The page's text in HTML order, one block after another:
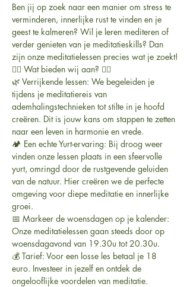
Ben jij op zoek naar een manier om stress te
verminderen, innerlijke rust te vinden en je
geest te kalmeren? Wil je leren mediteren of
verder genieten van je meditatieskills? Dan
zijn onze meditatielessen precies wat je zoekt!
🧘‍♀️ Wat bieden wij aan? 🧘‍♂️
🌿 Verrijkende lessen: We begeleiden je
tijdens je meditatiereis van
ademhalingstechnieken tot stilte in je hoofd
creëren. Dit is jouw kans om stappen te zetten
naar een leven in harmonie en vrede.
🏕️ Een echte Yurt-ervaring: Bij droog weer
vinden onze lessen plaats in een sfeervolle
yurt, omringd door de rustgevende geluiden
van de natuur. Hier creëren we de perfecte
omgeving voor diepe meditatie en innerlijke
groei.
📅 Markeer de woensdagen op je kalender:
Onze meditatielessen gaan steeds door op
woensdagavond van 19.30u tot 20.30u.
💰 Tarief: Voor een losse les betaal je 18
euro. Investeer in jezelf en ontdek de
ongelooflijke voordelen van meditatie.